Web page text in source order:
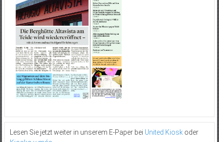
Lesen Sie jetzt weiter in unserem E-Paper bei United Kioskoder